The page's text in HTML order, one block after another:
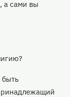
а сами вы
быть